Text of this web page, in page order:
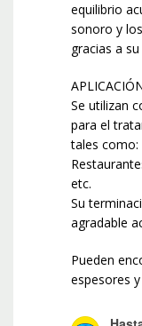
equilibrio
sonoro y
gracias a
Se utilizan
para el
tales como:
etc.
Su
agradable
Pueden
espesores